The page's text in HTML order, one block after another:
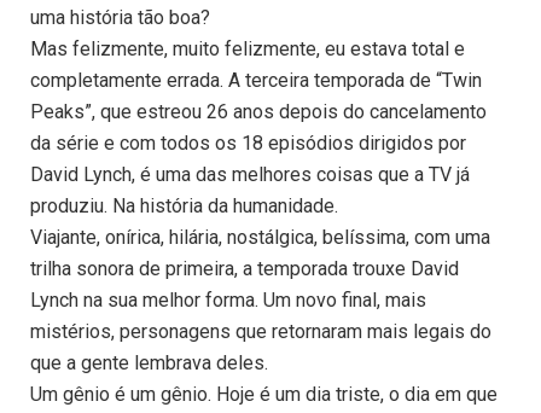
uma história tão boa?
Mas felizmente, muito felizmente, eu estava total e
completamente errada. A terceira temporada de “Twin
Peaks”, que estreou 26 anos depois do cancelamento
da série e com todos os 18 episódios dirigidos por
David Lynch, é uma das melhores coisas que a TV já
produziu. Na história da humanidade.
Viajante, onírica, hilária, nostálgica, belíssima, com uma
trilha sonora de primeira, a temporada trouxe David
Lynch na sua melhor forma. Um novo final, mais
mistérios, personagens que retornaram mais legais do
que a gente lembrava deles.
Um gênio é um gênio. Hoje é um dia triste, o dia em que